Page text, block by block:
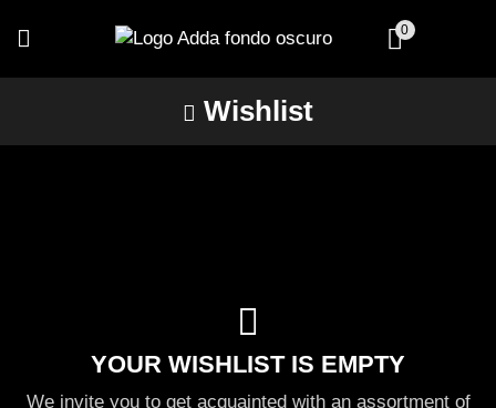
0
Wishlist
YOUR WISHLIST IS EMPTY
We invite you to get acquainted with an assortment of